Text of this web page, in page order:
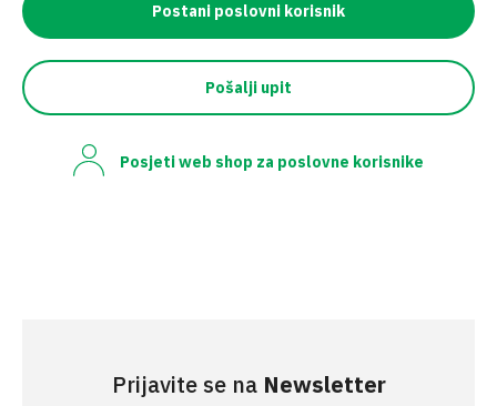
Postani poslovni korisnik
Pošalji upit
Posjeti web shop za poslovne korisnike
Prijavite se na Newsletter